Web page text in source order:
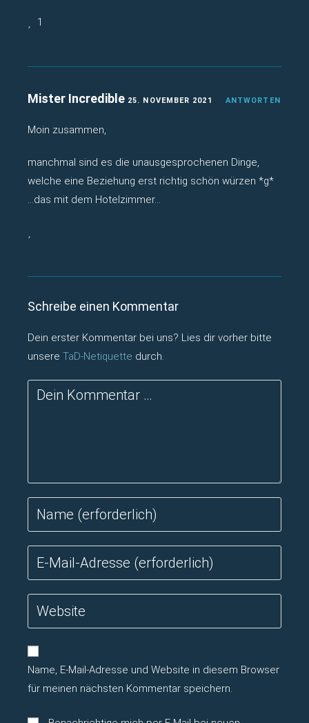
1
Mister Incredible 25. NOVEMBER 2021 ANTWORTEN
Moin zusammen,
manchmal sind es die unausgesprochenen Dinge,
welche eine Beziehung erst richtig schön würzen *g*
…das mit dem Hotelzimmer…
Schreibe einen Kommentar
Dein erster Kommentar bei uns? Lies dir vorher bitte
unsere TaD-Netiquette durch.
Kommentar
deinen
oder
Kommentieren
ein
deine
Mail-
Kommentieren
ein
deine
ein
(optional)
Name, E-Mail-Adresse und Website in diesem Browser
für meinen nächsten Kommentar speichern.